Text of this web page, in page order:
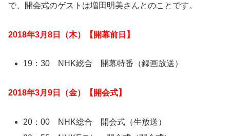
で、開会式のゲストは増田明美さんとのことです。
2018年3月8日（木）【開幕前日】
19：30 NHK総合 開幕特番（録画放送）
2018年3月9日（金）【開会式】
20：00 NHK総合 開会式（生放送）